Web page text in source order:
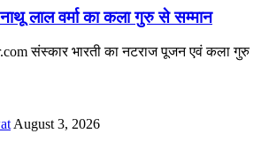
लाल वर्मा का कला गुरु से सम्मान
संस्कार भारती का नटराज पूजन एवं कला गुरु
August 3, 2026